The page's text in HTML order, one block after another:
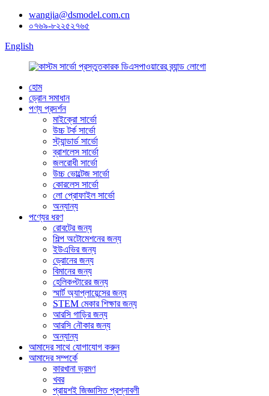
wangjia@dsmodel.com.cn
০৭৬৯-৮২২৫২৭৬৫
English
হোম
ড্রোন সমাধান
পণ্য প্রদর্শন
মাইক্রো সার্ভো
উচ্চ টর্ক সার্ভো
স্ট্যান্ডার্ড সার্ভো
ব্রাশলেস সার্ভো
জলরোধী সার্ভো
উচ্চ ভোল্টেজ সার্ভো
কোরলেস সার্ভো
লো প্রোফাইল সার্ভো
অন্যান্য
পণ্যের ধরণ
রোবটের জন্য
শিল্প অটোমেশনের জন্য
ইউএভির জন্য
ড্রোনের জন্য
বিমানের জন্য
হেলিকপ্টারের জন্য
স্মার্ট অ্যাপ্লায়েন্সের জন্য
STEM মেকার শিক্ষার জন্য
আরসি গাড়ির জন্য
আরসি নৌকার জন্য
অন্যান্য
আমাদের সাথে যোগাযোগ করুন
আমাদের সম্পর্কে
কারখানা ভ্রমণ
খবর
প্রায়শই জিজ্ঞাসিত প্রশ্নাবলী